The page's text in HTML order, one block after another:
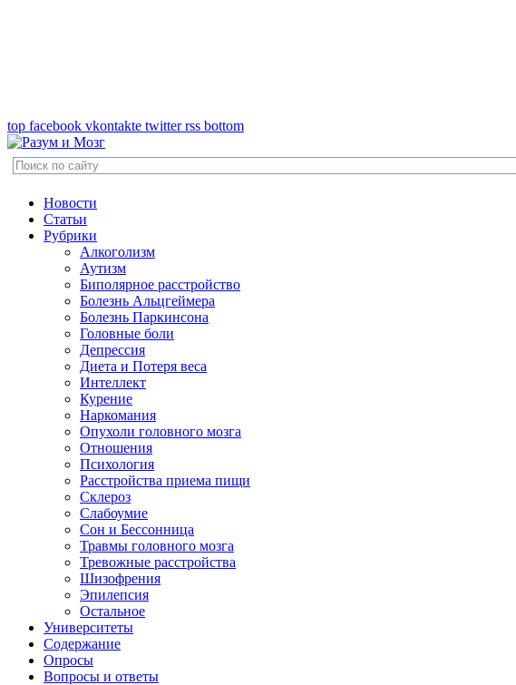
top facebook vkontakte twitter rss bottom
Новости
Статьи
Рубрики
Алкоголизм
Аутизм
Биполярное расстройство
Болезнь Альцгеймера
Болезнь Паркинсона
Головные боли
Депрессия
Диета и Потеря веса
Интеллект
Курение
Наркомания
Опухоли головного мозга
Отношения
Психология
Расстройства приема пищи
Склероз
Слабоумие
Сон и Бессонница
Травмы головного мозга
Тревожные расстройства
Шизофрения
Эпилепсия
Остальное
Университеты
Содержание
Опросы
Вопросы и ответы